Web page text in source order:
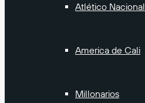
Atlético Nacional
America de Cali
Millonarios